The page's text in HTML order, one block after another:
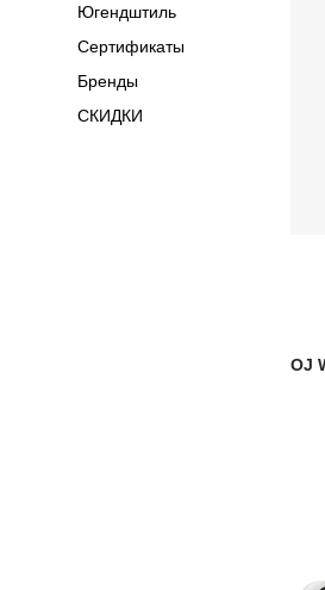
Югендштиль
Сертификаты
Бренды
СКИДКИ
OJ